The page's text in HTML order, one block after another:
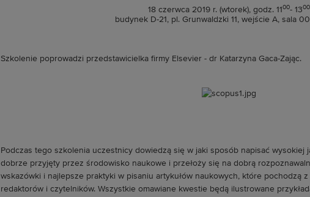
18 czerwca 2019 r. (wtorek), godz. 1100- 1300
budynek D-21, pl. Grunwaldzki 11, wejście A, sala
Szkolenie poprowadzi przedstawicielka firmy Elsevier - dr Katarzyna Gaca-Zając.
Podczas tego szkolenia uczestnicy dowiedzą się w jaki sposób napisać wysokiej
dobrze przyjęty przez środowisko naukowe i przełoży się na dobrą
wskazówki i najlepsze praktyki w pisaniu artykułów naukowych, które pochodzą
redaktorów i czytelników. Wszystkie omawiane kwestie będą ilustrowane